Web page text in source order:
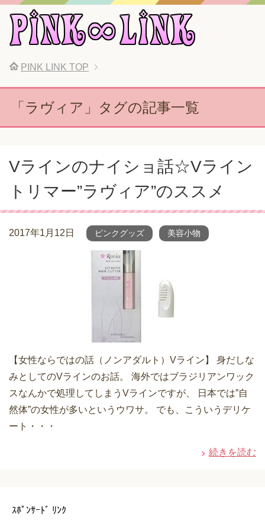
PINK LINK TOP
「ラヴィア」タグの記事一覧
Vラインのナイショ話☆Vライン
トリマー”ラヴィア”のススメ
2017年1月12日 ピンクグッズ 美容小物
【女性ならではの話（ノンアダルト）Vライン】 身だしな
みとしてのVラインのお話。 海外ではブラジリアンワック
スなんかで処理してしまうVラインですが、 日本では”自
然体”の女性が多いというウワサ。 でも、こういうデリケ
ート・・・
続きを読む
ｽﾎﾟﾝｻｰﾄﾞ ﾘﾝｸ